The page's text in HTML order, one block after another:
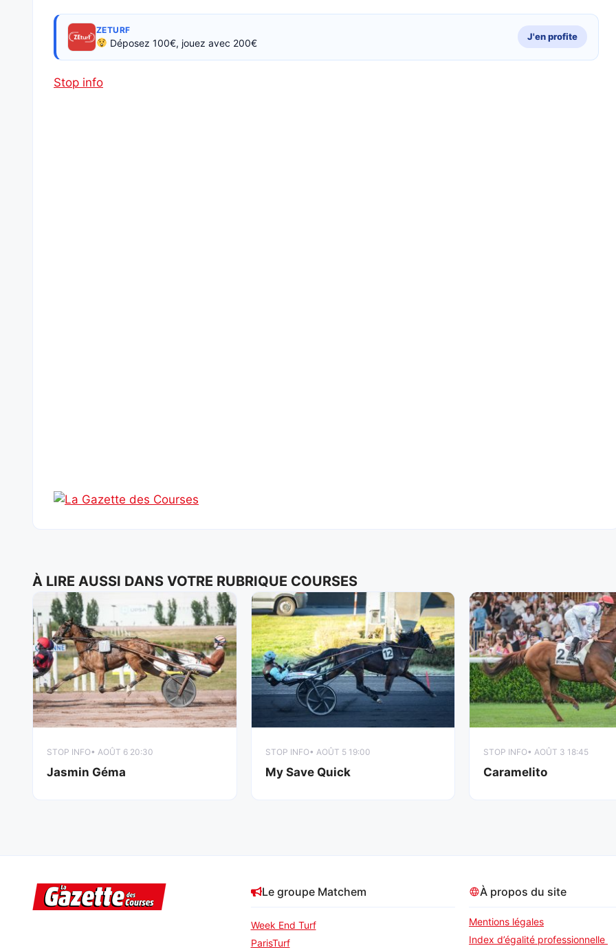
ZETURF
Déposez 100€, jouez avec 200€
J'en profite
Stop info
À LIRE AUSSI DANS VOTRE RUBRIQUE COURSES
STOP INFO• AOÛT 6 20:30
Jasmin Géma
STOP INFO• AOÛT 5 19:00
My Save Quick
STOP INFO• AOÛT 3 18:45
Caramelito
Le groupe Matchem
Week End Turf
ParisTurf
À propos du site
Mentions légales
Index d’égalité professionnelle